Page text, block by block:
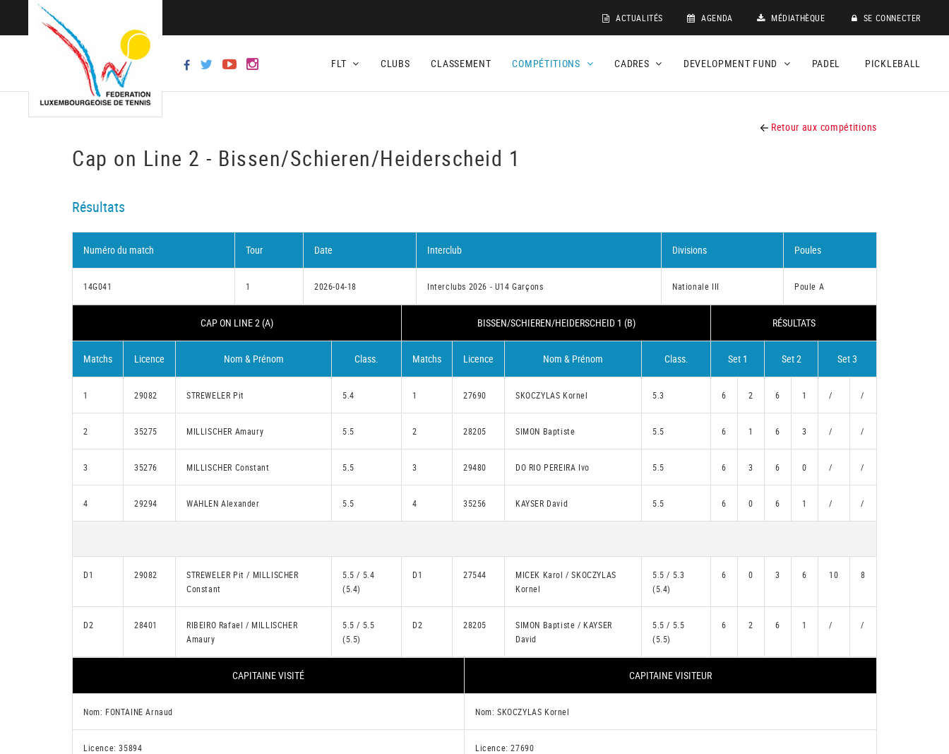
ACTUALITÉS AGENDA MÉDIATHÈQUE SE CONNECTER
FLT CLUBS CLASSEMENT COMPÉTITIONS CADRES DEVELOPMENT FUND PADEL PICKLEBALL
Retour aux compétitions
Cap on Line 2 - Bissen/Schieren/Heiderscheid 1
Résultats
Numéro du match Tour Date Interclub Divisions Poules
14G041 1 2026-04-18 Interclubs 2026 - U14 Garçons Nationale III Poule A
CAP ON LINE 2 (A) BISSEN/SCHIEREN/HEIDERSCHEID 1 (B) RÉSULTATS
Matchs Licence Nom & Prénom Class. Matchs Licence Nom & Prénom Class. Set 1 Set 2 Set 3
1 29082 STREWELER Pit 5.4 1 27690 SKOCZYLAS Kornel 5.3 6 2 6 1 / /
2 35275 MILLISCHER Amaury 5.5 2 28205 SIMON Baptiste 5.5 6 1 6 3 / /
3 35276 MILLISCHER Constant 5.5 3 29480 DO RIO PEREIRA Ivo 5.5 6 3 6 0 / /
4 29294 WAHLEN Alexander 5.5 4 35256 KAYSER David 5.5 6 0 6 1 / /
D1 29082
STREWELER Pit / MILLISCHER
Constant
5.5 / 5.4
(5.4)
D1 27544
MICEK Karol / SKOCZYLAS
Kornel
5.5 / 5.3
(5.4)
6 0 3 6 10 8
D2 28401
RIBEIRO Rafael / MILLISCHER
Amaury
5.5 / 5.5
(5.5)
D2 28205
SIMON Baptiste / KAYSER
David
5.5 / 5.5
(5.5)
6 2 6 1 / /
CAPITAINE VISITÉ CAPITAINE VISITEUR
Nom: FONTAINE Arnaud Nom: SKOCZYLAS Kornel
Licence: 35894 Licence: 27690